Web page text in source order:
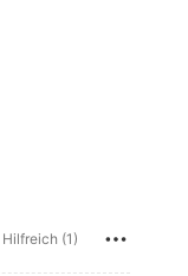
Hilfreich (1)